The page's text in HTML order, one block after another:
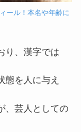
ール！本名や年齢に
り、漢字では
態を人に与え
、芸人としての